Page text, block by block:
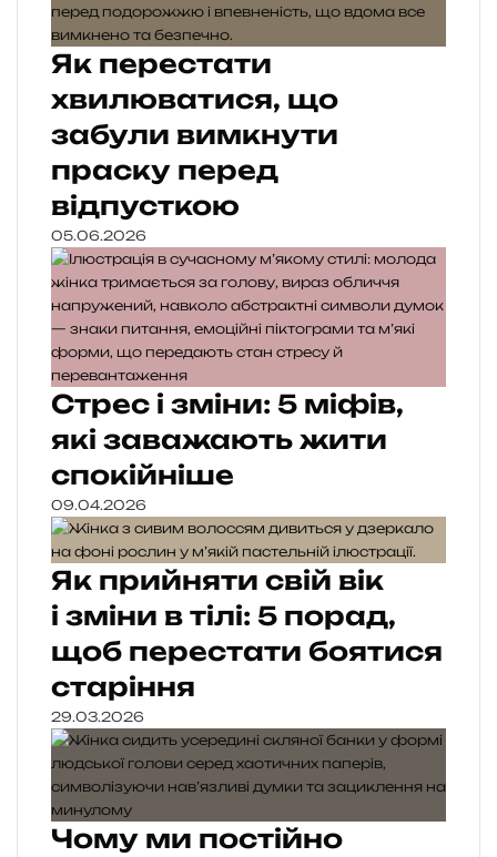
Як перестати
хвилюватися, що
забули вимкнути
праску перед
відпусткою
05.06.2026
Стрес і зміни: 5 міфів,
які заважають жити
спокійніше
09.04.2026
Як прийняти свій вік
і зміни в тілі: 5 порад,
щоб перестати боятися
старіння
29.03.2026
Чому ми постійно